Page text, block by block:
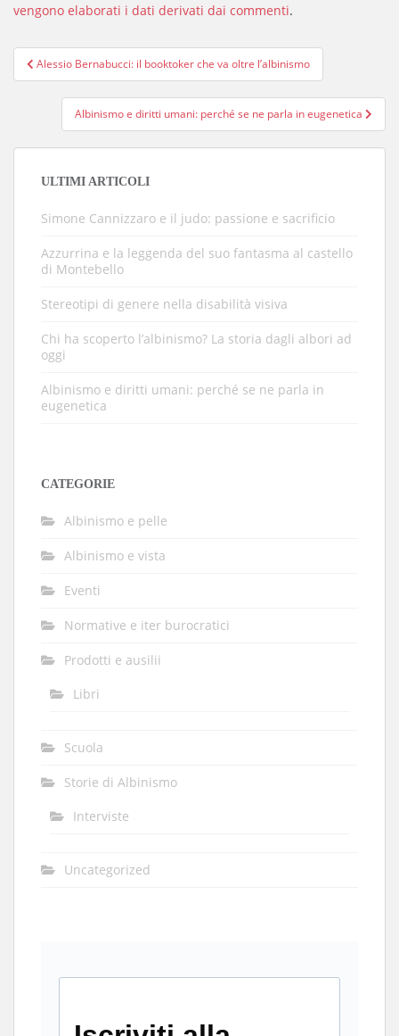
vengono elaborati i dati derivati dai commenti.
Navigazione
articoli
Alessio Bernabucci: il booktoker che va oltre l’albinismo
Albinismo e diritti umani: perché se ne parla in eugenetica
ULTIMI ARTICOLI
Simone Cannizzaro e il judo: passione e sacrificio
Azzurrina e la leggenda del suo fantasma al castello
di Montebello
Stereotipi di genere nella disabilità visiva
Chi ha scoperto l’albinismo? La storia dagli albori ad
oggi
Albinismo e diritti umani: perché se ne parla in
eugenetica
CATEGORIE
Albinismo e pelle
Albinismo e vista
Eventi
Normative e iter burocratici
Prodotti e ausilii
Libri
Scuola
Storie di Albinismo
Interviste
Uncategorized